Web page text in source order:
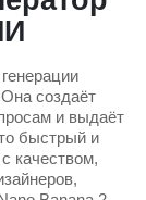
создаёт
и выдаёт
быстрый и
качеством,